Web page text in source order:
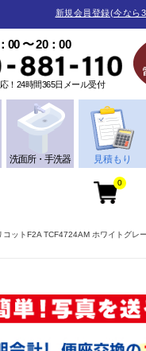
新規会員登録(今なら
00 〜 20：00
！24時間365日メール受付
洗面所・手洗器 見積もり
0
コットF2A TCF4724AM ホワイトグレ